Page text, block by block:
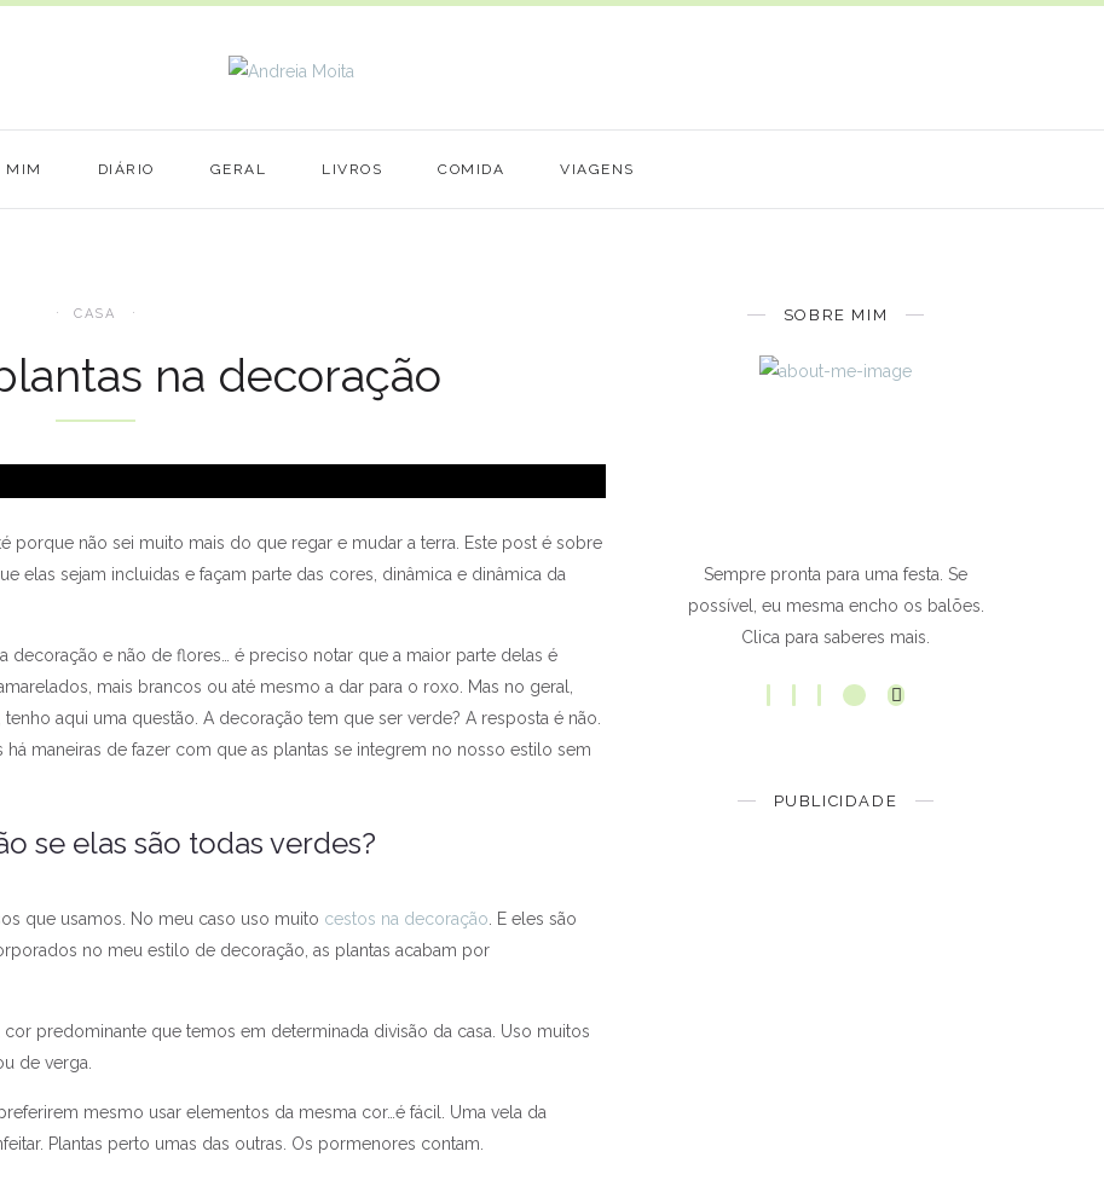
MIM DIÁRIO GERAL LIVROS COMIDA VIAGENS
CASA
na decoração
porque não sei muito mais do que regar e mudar a terra. Este post é sobre
elas sejam incluidas e façam parte das cores, dinâmica e dinâmica da
decoração e não de flores… é preciso notar que a maior parte delas é
mais brancos ou até mesmo a dar para o roxo. Mas no geral,
aqui uma questão. A decoração tem que ser verde? A resposta é não.
maneiras de fazer com que as plantas se integrem no nosso estilo sem
se elas são todas verdes?
que usamos. No meu caso uso muito cestos na decoração . E eles são
no meu estilo de decoração, as plantas acabam por
predominante que temos em determinada divisão da casa. Uso muitos
de verga.
mesmo usar elementos da mesma cor…é fácil. Uma vela da
Plantas perto umas das outras. Os pormenores contam.
SOBRE MIM
Sempre pronta para uma festa. Se
possível, eu mesma encho os balões.
Clica para saberes mais.
PUBLICIDADE